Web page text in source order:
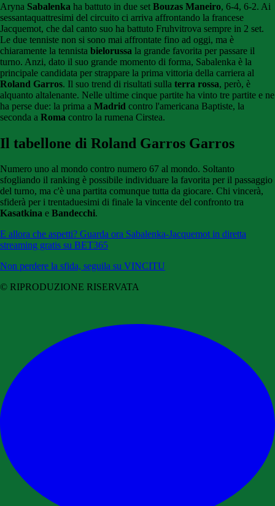
Aryna Sabalenka ha battuto in due set Bouzas Maneiro, 6-4, 6-2. Ai
sessantaquattresimi del circuito ci arriva affrontando la francese
Jacquemot, che dal canto suo ha battuto Fruhvitrova sempre in 2 set.
Le due tenniste non si sono mai affrontate fino ad oggi, ma è
chiaramente la tennista bielorussa la grande favorita per passare il
turno. Anzi, dato il suo grande momento di forma, Sabalenka è la
principale candidata per strappare la prima vittoria della carriera al
Roland Garros. Il suo trend di risultati sulla terra rossa, però, è
alquanto altalenante. Nelle ultime cinque partite ha vinto tre partite e ne
ha perse due: la prima a Madrid contro l'americana Baptiste, la
seconda a Roma contro la rumena Cirstea.
Il tabellone di Roland Garros Garros
Numero uno al mondo contro numero 67 al mondo. Soltanto
sfogliando il ranking è possibile individuare la favorita per il passaggio
del turno, ma c'è una partita comunque tutta da giocare. Chi vincerà,
sfiderà per i trentaduesimi di finale la vincente del confronto tra
Kasatkina e Bandecchi.
E allora che aspetti? Guarda ora Sabalenka-Jacquemot in diretta
streaming gratis su BET365
Non perdere la sfida, seguila su VINCITU
© RIPRODUZIONE RISERVATA